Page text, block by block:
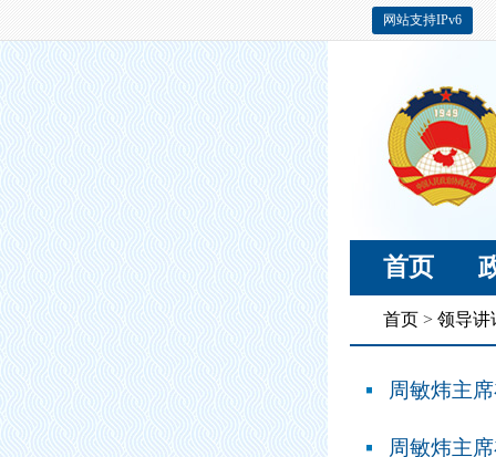
网站支持IPv6
首页
首页 > 领导讲
周敏炜主
周敏炜主